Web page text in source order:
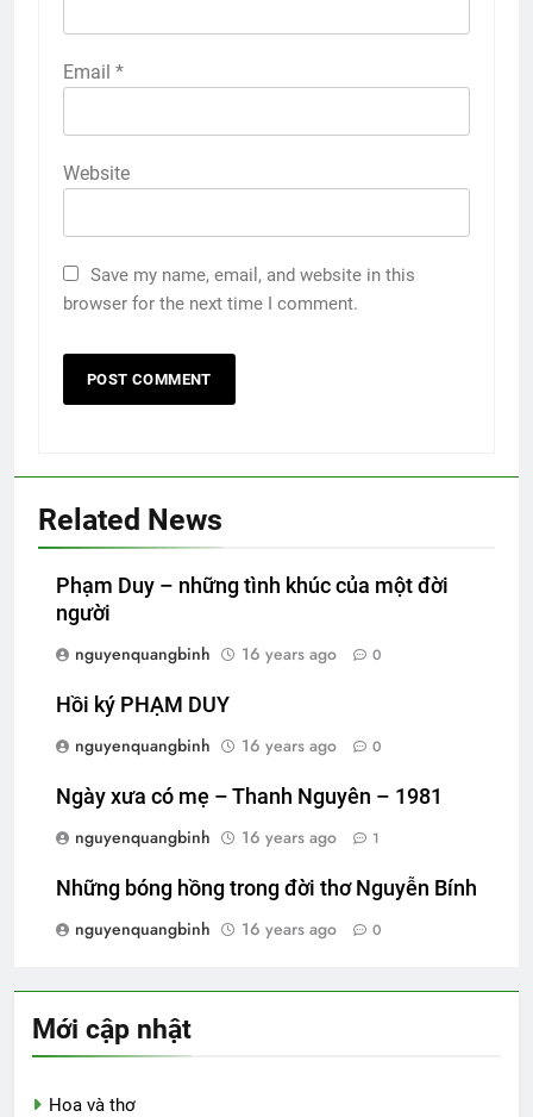
Email *
Website
Save my name, email, and website in this
browser for the next time I comment.
Related News
Phạm Duy – những tình khúc của một đời
người
nguyenquangbinh
16 years ago 0
Hồi ký PHẠM DUY
nguyenquangbinh
16 years ago 0
Ngày xưa có mẹ – Thanh Nguyên – 1981
nguyenquangbinh
16 years ago 1
Những bóng hồng trong đời thơ Nguyễn Bính
nguyenquangbinh
16 years ago 0
Mới cập nhật
Hoa và thơ